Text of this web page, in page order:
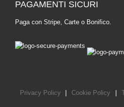
PAGAMENTI SICURI
Paga con Stripe, Carte o Bonifico.
Privacy Policy Cookie Policy